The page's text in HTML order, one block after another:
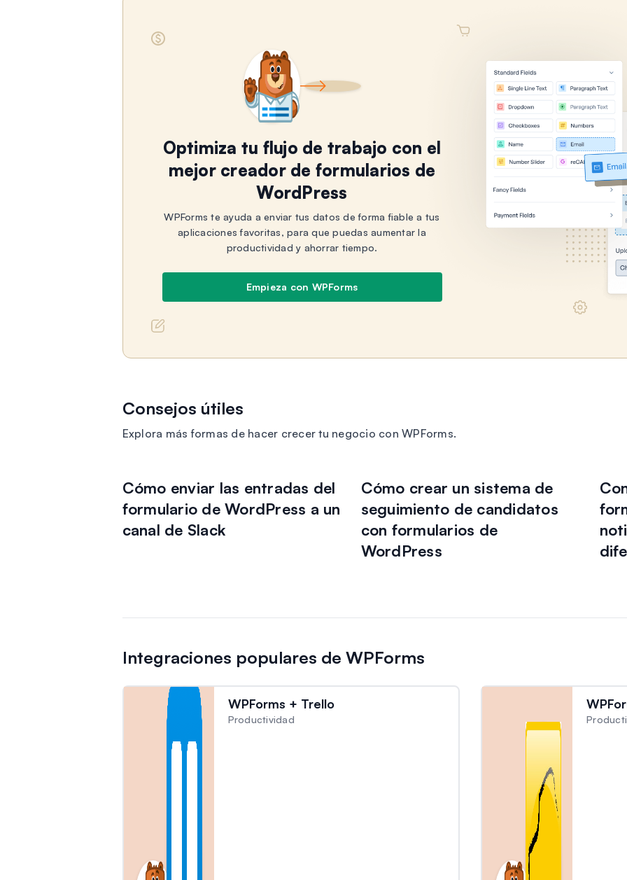
Optimiza tu flujo de trabajo con el
mejor creador de formularios de
WordPress
WPForms te ayuda a enviar tus datos de forma fiable a tus
aplicaciones favoritas, para que puedas aumentar la
productividad y ahorrar tiempo.
Empieza con WPForms
Consejos útiles
Explora más formas de hacer crecer tu negocio con WPForms.
Cómo enviar las entradas del
formulario de WordPress a un
canal de Slack
Cómo crear un sistema de
seguimiento de candidatos
con formularios de
WordPress
Integraciones populares de WPForms
WPForms + Trello
Productividad